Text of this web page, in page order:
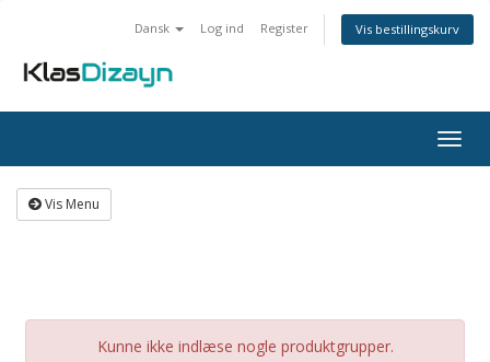
Dansk Log ind Register Vis bestillingskurv
Vis Menu
Kunne ikke indlæse nogle produktgrupper.